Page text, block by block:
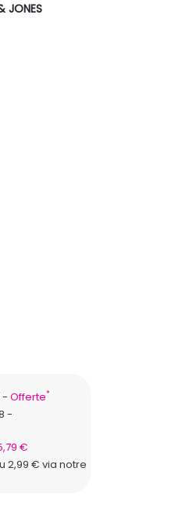
Offerte*
€
2,99 € via notre